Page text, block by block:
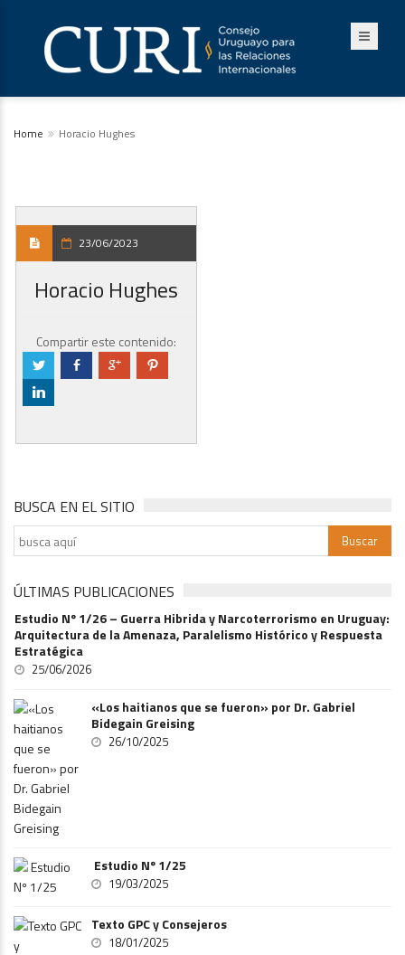
Home Horacio Hughes
23/06/2023
Horacio Hughes
Compartir este contenido:
a b c d
j
BUSCA EN EL SITIO
ÚLTIMAS PUBLICACIONES
Estudio Nº 1/26 – Guerra Hibrida y Narcoterrorismo en Uruguay:
Arquitectura de la Amenaza, Paralelismo Histórico y Respuesta
Estratégica
25/06/2026
«Los haitianos que se fueron» por Dr. Gabriel
Bidegain Greising
26/10/2025
Estudio Nº 1/25
19/03/2025
Texto GPC y Consejeros
18/01/2025